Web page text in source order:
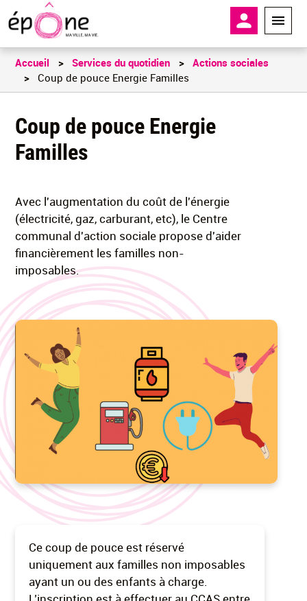
principal
En-tête -
Accueil Services du quotidien
Actions sociales
Coup de pouce Energie Familles
Coup de pouce Energie
Familles
Avec l'augmentation du coût de l'énergie
(électricité, gaz, carburant, etc), le Centre
communal d'action sociale propose d'aider
financièrement les familles non-
imposables.
Ce coup de pouce est réservé
uniquement aux familles non imposables
ayant un ou des enfants à charge.